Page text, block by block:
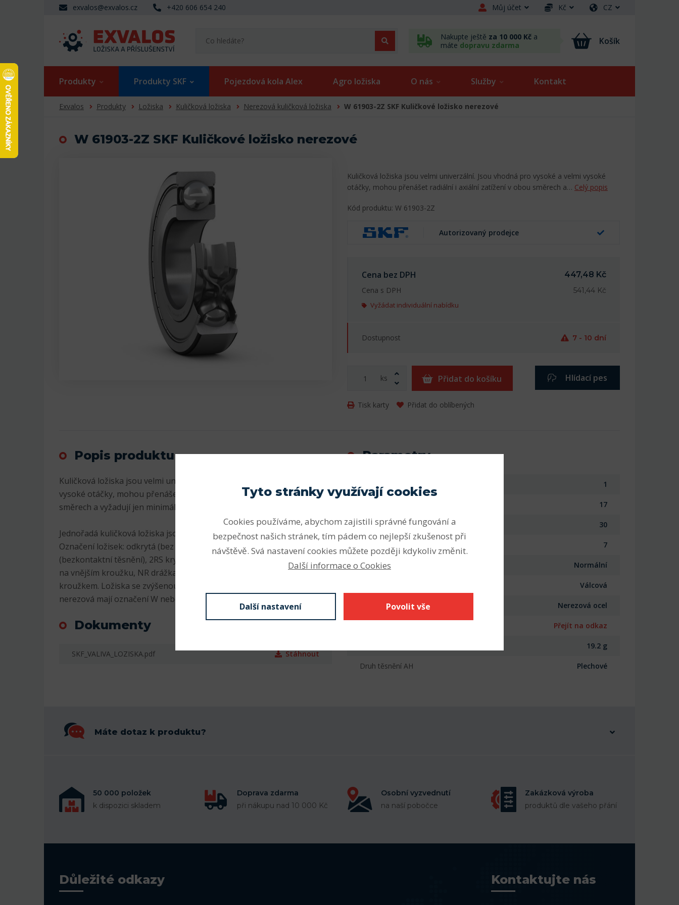
exvalos@exvalos.cz +420 606 654 240 Můj účet Kč CZ
Nakupte ještě za 10 000 Kč a
máte dopravu zdarma Košík
Produkty Produkty SKF Pojezdová kola Alex Agro ložiska O nás Služby Kontakt
Exvalos Produkty Ložiska Kuličková ložiska Nerezová kuličková ložiska W 61903-2Z SKF Kuličkové ložisko nerezové
W 61903-2Z SKF Kuličkové ložisko nerezové
Kuličková ložiska jsou velmi univerzální. Jsou vhodná pro vysoké a velmi vysoké
otáčky, mohou přenášet radiální i axiální zatížení v obou směrech a… Celý popis
Kód produktu: W 61903-2Z
Autorizovaný prodejce
Cena bez DPH
447,48 Kč
Cena s DPH
541,44 Kč
Vyžádat individuální nabídku
Dostupnost 7 - 10 dní
ks Přidat do košíku Hlídací pes
Tisk karty Přidat do oblíbených
Popis produktu
Kuličková ložiska jsou velmi univerzální. Jsou vhodná pro vysoké a velmi
vysoké otáčky, mohou přenášet radiální i axiální zatížení v obou
směrech a vyžadují jen minimální údržbu.
Jednořadá kuličková ložiska jsou nejrozšířenějším druhem ložisek.
Označení ložisek: odkrytá (bez označení), 2Z krytá plechem
(bezkontaktní těsnění), 2RS krytá plastem (kontaktní těsnění), N drážka
na vnějším kroužku, NR drážka na vnějším kroužku s pojistným
kroužkem. Ložiska se zvýšenou radiální vůlí se značí C3 nebo C4,
nerezová mají označení W nebo S, K kuželová díra vnitřního kroužku.
Dokumenty
SKF_VALIVA_LOZISKA.pdf Stáhnout
Parametry
Počet řad 1
17
Vnější průměr (mm) 30
7
Radiální vůle Normální
Válcová
Materiál klece Nerezová ocel
Přejít na odkaz
19.2 g
Druh těsnění AH Plechové
Máte dotaz k produktu?
50 000 položek
k dispozici skladem
Doprava zdarma
při nákupu nad 10 000 Kč
Osobní vyzvednutí
na naší pobočce
Zakázková výroba
produktů dle vašeho přání
Důležité odkazy Kontaktujte nás
Tyto stránky využívají cookies
Cookies používáme, abychom zajistili správné fungování a
bezpečnost našich stránek, tím pádem co nejlepší zkušenost při
návštěvě. Svá nastavení cookies můžete později kdykoliv změnit.
Další informace o Cookies
Další nastavení Povolit vše